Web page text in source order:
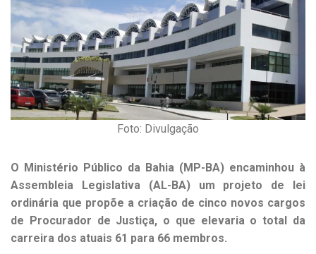
Foto: Divulgação
O Ministério Público da Bahia (MP-BA) encaminhou à
Assembleia Legislativa (AL-BA) um projeto de lei
ordinária que propõe a criação de cinco novos cargos
de Procurador de Justiça, o que elevaria o total da
carreira dos atuais 61 para 66 membros.